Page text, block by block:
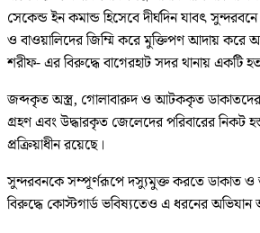
সেকেন্ড ইন কমান্ড হিসেবে দীর্ঘদিন যাবৎ
ও বাওয়ালিদের জিম্মি করে মুক্তিপণ আদায় করে
শরীফ- এর বিরুদ্ধে বাগেরহাট সদর থানায় একটি
জব্দকৃত অস্ত্র, গোলাবারুদ ও আটককৃত ডাকাতদের
গ্রহণ এবং উদ্ধারকৃত জেলেদের পরিবারের নিকট
প্রক্রিয়াধীন রয়েছে।
সুন্দরবনকে সম্পূর্ণরূপে দস্যুমুক্ত করতে ডাকাত ও
বিরুদ্ধে কোস্টগার্ড ভবিষ্যতেও এ ধরনের অভিযান